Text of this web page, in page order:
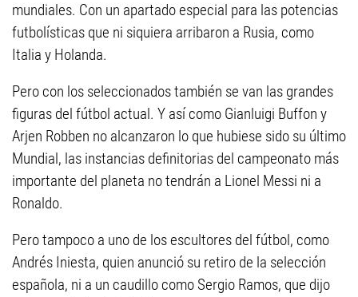
mundiales. Con un apartado especial para las potencias
futbolísticas que ni siquiera arribaron a Rusia, como
Italia y Holanda.
Pero con los seleccionados también se van las grandes
figuras del fútbol actual. Y así como Gianluigi Buffon y
Arjen Robben no alcanzaron lo que hubiese sido su último
Mundial, las instancias definitorias del campeonato más
importante del planeta no tendrán a Lionel Messi ni a
Ronaldo.
Pero tampoco a uno de los escultores del fútbol, como
Andrés Iniesta, quien anunció su retiro de la selección
española, ni a un caudillo como Sergio Ramos, que dijo